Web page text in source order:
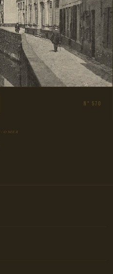
N° 570
OMER